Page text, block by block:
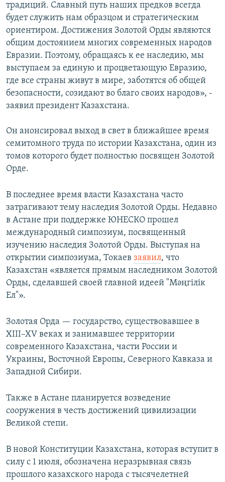
традиций. Славный путь наших предков всегда
будет служить нам образцом и стратегическим
ориентиром. Достижения Золотой Орды являются
общим достоянием многих современных народов
Евразии. Поэтому, обращаясь к ее наследию, мы
выступаем за единую и процветающую Евразию,
где все страны живут в мире, заботятся об общей
безопасности, созидают во благо своих народов», -
заявил президент Казахстана.
Он анонсировал выход в свет в ближайшее время
семитомного труда по истории Казахстана, один из
томов которого будет полностью посвящен Золотой
Орде.
В последнее время власти Казахстана часто
затрагивают тему наследия Золотой Орды. Недавно
в Астане при поддержке ЮНЕСКО прошел
международный симпозиум, посвященный
изучению наследия Золотой Орды. Выступая на
открытии симпозиума, Токаев заявил, что
Казахстан «является прямым наследником Золотой
Орды, сделавшей своей главной идеей "Мәңгілік
Ел"».
Золотая Орда — государство, существовавшее в
XIII–XV веках и занимавшее территории
современного Казахстана, части России и
Украины, Восточной Европы, Северного Кавказа и
Западной Сибири.
Также в Астане планируется возведение
сооружения в честь достижений цивилизации
Великой степи.
В новой Конституции Казахстана, которая вступит в
силу с 1 июля, обозначена неразрывная связь
прошлого казахского народа с тысячелетней